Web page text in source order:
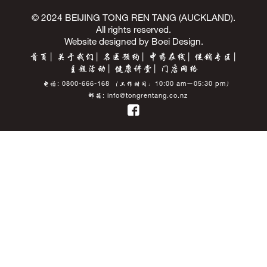
© 2024 BEIJING TONG REN TANG (AUCKLAND).
All rights reserved.
Website designed by Boei Design.
首页
关于我们 名医预约 中药在线
促销专区
主题活动
健康讲堂 门店网络
电话: 0800-666-168
（工作时间：10:00 am—05:30 pm）
邮箱: info@tongrentang.co.nz